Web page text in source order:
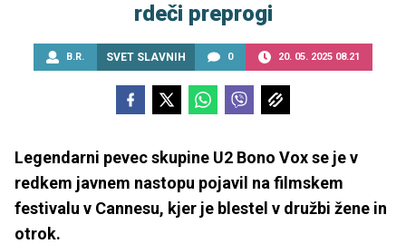
rdeči preprogi
B.R. SVET SLAVNIH 0 20. 05. 2025 08.21
Legendarni pevec skupine U2 Bono Vox se je v
redkem javnem nastopu pojavil na filmskem
festivalu v Cannesu, kjer je blestel v družbi žene in
otrok.